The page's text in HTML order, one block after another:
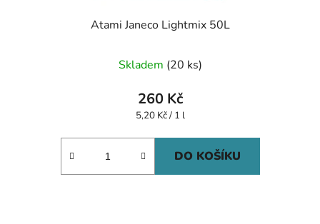
Atami Janeco Lightmix 50L
hodnocení
produktu
je
Skladem (20 ks)
260 Kč
Měrná
5,20 Kč / 1 l
DO KOŠÍKU